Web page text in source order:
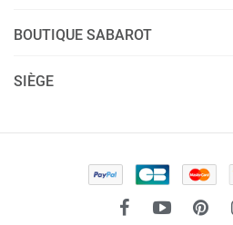
BOUTIQUE SABAROT
SIÈGE